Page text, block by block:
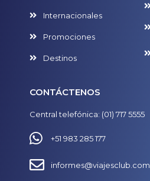
Internacionales
Promociones
Destinos
CONTÁCTENOS
Central telefónica: (01) 717 5555
+51 983 285 177
informes@viajesclub.com